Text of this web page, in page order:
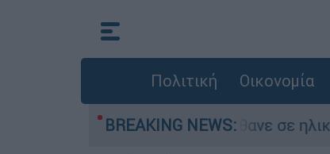
Πολιτική Οικονομία
BREAKING NEWS:
Πέθανε σε ηλικία 69 ετών